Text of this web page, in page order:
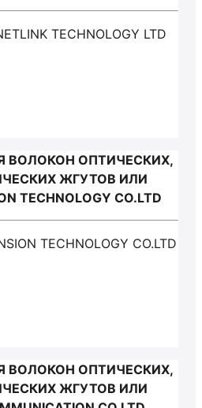
TECHNOLOGY LTD
ВОЛОКОН ОПТИЧЕСКИХ,
ЖГУТОВ ИЛИ
TECHNOLOGY CO.LTD
TECHNOLOGY CO.LTD
ВОЛОКОН ОПТИЧЕСКИХ,
ЖГУТОВ ИЛИ